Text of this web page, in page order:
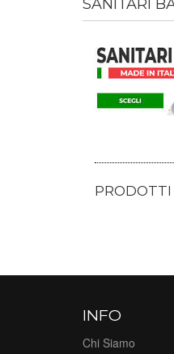
SANITARI
PRODOTTI
INFO
Chi Siamo